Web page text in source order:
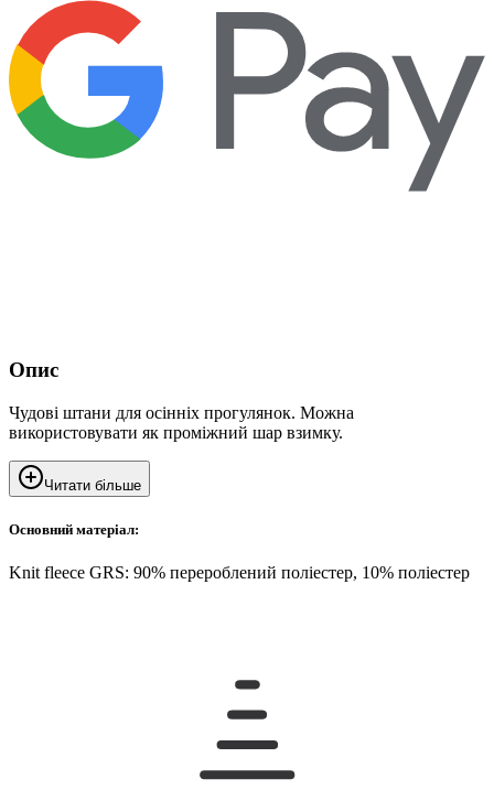
Опис
Чудові штани для осінніх прогулянок. Можна
використовувати як проміжний шар взимку.
Читати більше
Основний матеріал:
Knit fleece GRS: 90% перероблений поліестер, 10% поліестер